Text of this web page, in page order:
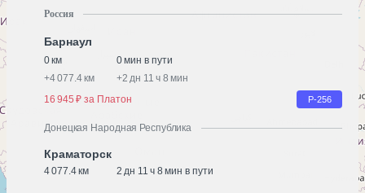
Россия
Барнаул
0 км
0 мин в пути
+4 077.4 км +2 дн 11 ч 8 мин
16 945 ₽ за Платон
Р-256
Донецкая Народная Республика
Краматорск
4 077.4 км 2 дн 11 ч 8 мин в пути